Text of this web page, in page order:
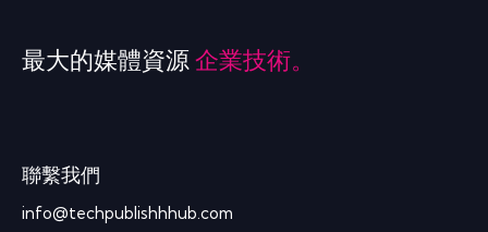
最大的媒體資源 企業技術。
聯繫我們
info@techpublishhhub.com